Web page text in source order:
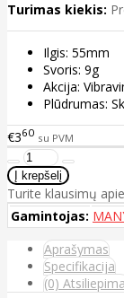
Turimas kiekis:
Ilgis: 55mm
Svoris: 9g
Akcija:
Plūdrumas:
€360 su PVM
Turite klausimų
Gamintojas:
Aprašymas
Specifikacija
(0)